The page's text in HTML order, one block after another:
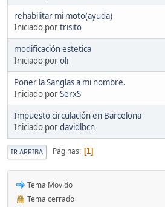
rehabilitar mi moto(ayuda)
Iniciado portrisito
modificación estetica
Iniciado poroli
Poner la Sanglas a mi nombre.
Iniciado porSerxS
Impuesto circulación en Barcelona
Iniciado pordavidlbcn
IR ARRIBA Páginas 1
Tema Movido
Tema cerrado